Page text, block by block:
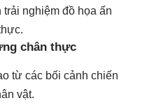
nghiệm đồ họa ấn
chân thực
từ các bối cảnh chiến
vật.